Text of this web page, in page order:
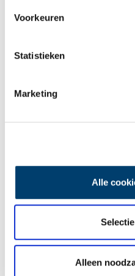
Voorkeuren
Statistieken
Marketing
Alle
Alleen
Bron:Provincie Noord-Holland
Ontvang de